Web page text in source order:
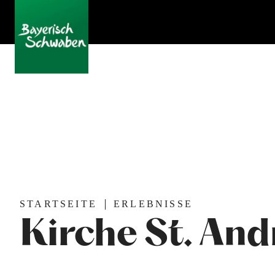
STARTSEITE ERLEBNISSE
Kirche St.